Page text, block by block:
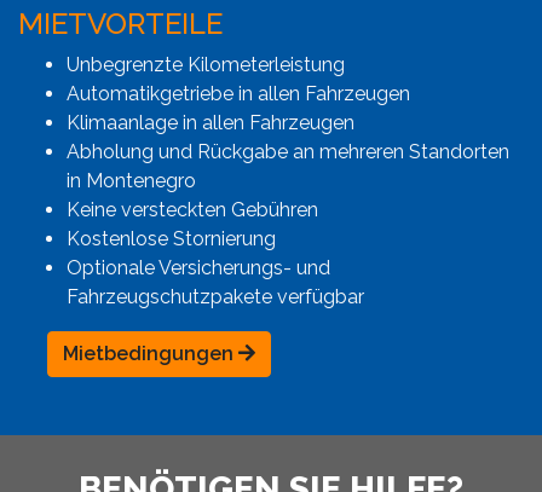
MIETVORTEILE
Unbegrenzte Kilometerleistung
Automatikgetriebe in allen Fahrzeugen
Klimaanlage in allen Fahrzeugen
Abholung und Rückgabe an mehreren Standorten
in Montenegro
Keine versteckten Gebühren
Kostenlose Stornierung
Optionale Versicherungs- und
Fahrzeugschutzpakete verfügbar
Mietbedingungen